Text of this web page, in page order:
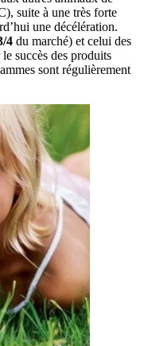
suite à une très forte
une décélération.
4 du marché) et celui des
succès des produits
sont régulièrement